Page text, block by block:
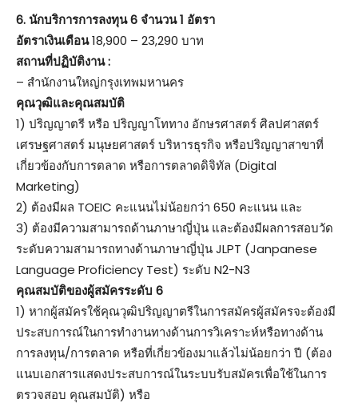
6. นักบริการการลงทุน 6 จำนวน 1 อัตรา
อัตราเงินเดือน18,900 – 23,290 บาท
สถานที่ปฏิบัติงาน :
– สำนักงานใหญ่กรุงเทพมหานคร
คุณวุฒิและคุณสมบัติ
1) ปริญญาตรี หรือ ปริญญาโททาง อักษรศาสตร์ ศิลปศาสตร์
เศรษฐศาสตร์ มนุษยศาสตร์ บริหารธุรกิจ หรือปริญญาสาขาที่
เกี่ยวข้องกับการตลาด หรือการตลาดดิจิทัล (Digital
Marketing)
2) ต้องมีผล TOEIC คะแนนไม่น้อยกว่า 650 คะแนน และ
3) ต้องมีความสามารถด้านภาษาญี่ปุ่น และต้องมีผลการสอบวัด
ระดับความสามารถทางด้านภาษาญี่ปุ่น JLPT (Janpanese
Language Proficiency Test) ระดับ N2-N3
คุณสมบัติของผู้สมัครระดับ 6
1) หากผู้สมัครใช้คุณวุฒิปริญญาตรีในการสมัครผู้สมัครจะต้องมี
ประสบการณ์ในการทำงานทางด้านการวิเคราะห์หรือทางด้าน
การลงทุน/การตลาด หรือที่เกี่ยวข้องมาแล้วไม่น้อยกว่า ปี (ต้อง
แนบเอกสารแสดงประสบการณ์ในระบบรับสมัครเพื่อใช้ในการ
ตรวจสอบ คุณสมบัติ) หรือ